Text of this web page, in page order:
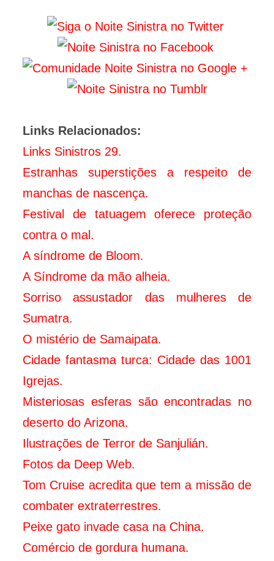
Links Relacionados:
Links Sinistros 29.
Estranhas superstições a respeito de
manchas de nascença.
Festival de tatuagem oferece proteção
contra o mal.
A síndrome de Bloom.
A Síndrome da mão alheia.
Sorriso assustador das mulheres de
Sumatra.
O mistério de Samaipata.
Cidade fantasma turca: Cidade das 1001
Igrejas.
Misteriosas esferas são encontradas no
deserto do Arizona.
Ilustrações de Terror de Sanjulián.
Fotos da Deep Web.
Tom Cruise acredita que tem a missão de
combater extraterrestres.
Peixe gato invade casa na China.
Comércio de gordura humana.